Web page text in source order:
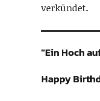
verkündet.
"Ein Hoch
Happy